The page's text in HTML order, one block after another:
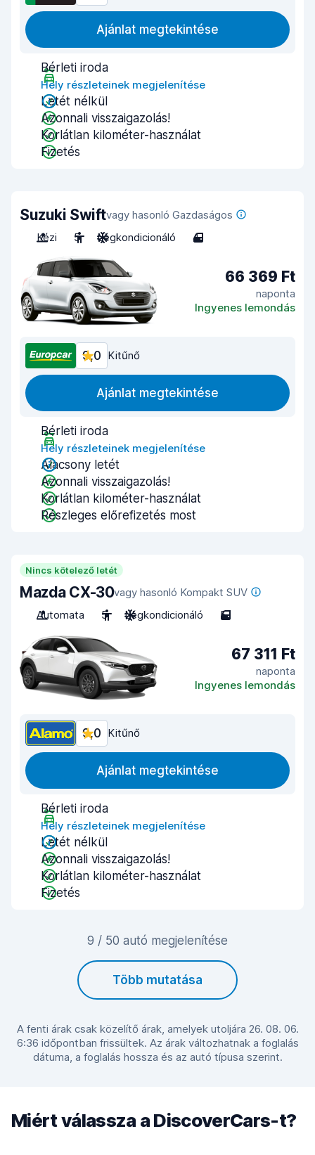
Ajánlat megtekintése
Bérleti iroda
Hely részleteinek megjelenítése
Letét nélkül
Azonnali visszaigazolás!
Korlátlan kilométer-használat
Fizetés
Suzuki Swiftvagy hasonló Gazdaságos
Kézi
5 Légkondicionáló 4
66 369 Ft
naponta
Ingyenes lemondás
9,0 Kitűnő
Ajánlat megtekintése
Bérleti iroda
Hely részleteinek megjelenítése
Alacsony letét
Azonnali visszaigazolás!
Korlátlan kilométer-használat
Részleges előrefizetés most
Nincs kötelező letét
Mazda CX-30vagy hasonló Kompakt SUV
Automata
5 Légkondicionáló 5
67 311 Ft
naponta
Ingyenes lemondás
9,0 Kitűnő
Ajánlat megtekintése
Bérleti iroda
Hely részleteinek megjelenítése
Letét nélkül
Azonnali visszaigazolás!
Korlátlan kilométer-használat
Fizetés
9 / 50 autó megjelenítése
Több mutatása
A fenti árak csak közelítő árak, amelyek utoljára 26. 08. 06.
6:36 időpontban frissültek. Az árak változhatnak a foglalás
dátuma, a foglalás hossza és az autó típusa szerint.
Miért válassza a DiscoverCars-t?